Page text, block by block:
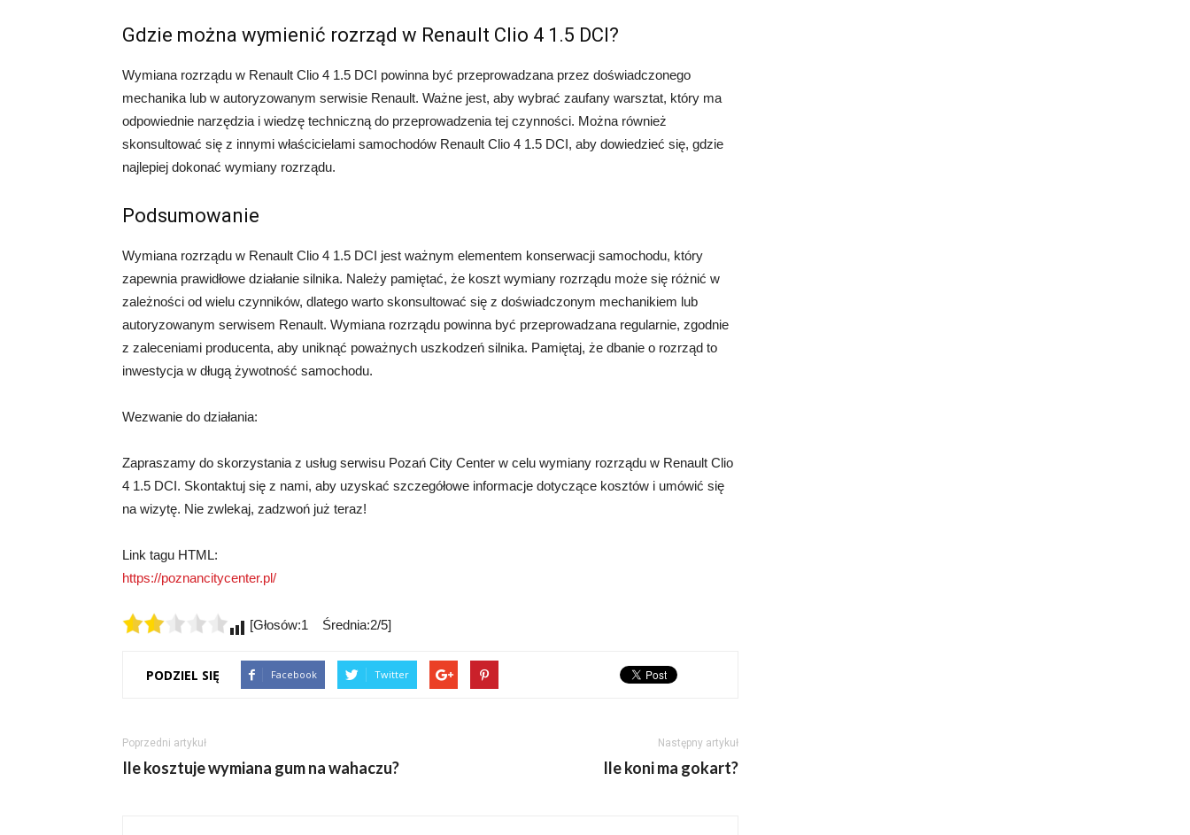
Gdzie można wymienić rozrząd w Renault Clio 4 1.5 DCI?
Wymiana rozrządu w Renault Clio 4 1.5 DCI powinna być przeprowadzana przez doświadczonego
mechanika lub w autoryzowanym serwisie Renault. Ważne jest, aby wybrać zaufany warsztat, który ma
odpowiednie narzędzia i wiedzę techniczną do przeprowadzenia tej czynności. Można również
skonsultować się z innymi właścicielami samochodów Renault Clio 4 1.5 DCI, aby dowiedzieć się, gdzie
najlepiej dokonać wymiany rozrządu.
Podsumowanie
Wymiana rozrządu w Renault Clio 4 1.5 DCI jest ważnym elementem konserwacji samochodu, który
zapewnia prawidłowe działanie silnika. Należy pamiętać, że koszt wymiany rozrządu może się różnić w
zależności od wielu czynników, dlatego warto skonsultować się z doświadczonym mechanikiem lub
autoryzowanym serwisem Renault. Wymiana rozrządu powinna być przeprowadzana regularnie, zgodnie
z zaleceniami producenta, aby uniknąć poważnych uszkodzeń silnika. Pamiętaj, że dbanie o rozrząd to
inwestycja w długą żywotność samochodu.
Wezwanie do działania:
Zapraszamy do skorzystania z usług serwisu Pozań City Center w celu wymiany rozrządu w Renault Clio
4 1.5 DCI. Skontaktuj się z nami, aby uzyskać szczegółowe informacje dotyczące kosztów i umówić się
na wizytę. Nie zwlekaj, zadzwoń już teraz!
Link tagu HTML:
https://poznancitycenter.pl/
[Głosów:1 Średnia:2/5]
PODZIEL SIĘ Facebook Twitter
Poprzedni artykuł
Ile kosztuje wymiana gum na wahaczu?
Następny artykuł
Ile koni ma gokart?